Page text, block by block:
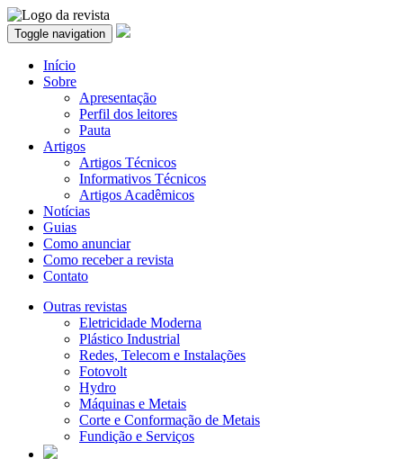
Toggle navigation
Início
Sobre
Apresentação
Perfil dos leitores
Pauta
Artigos
Artigos Técnicos
Informativos Técnicos
Artigos Acadêmicos
Notícias
Guias
Como anunciar
Como receber a revista
Contato
Outras revistas
Eletricidade Moderna
Plástico Industrial
Redes, Telecom e Instalações
Fotovolt
Hydro
Máquinas e Metais
Corte e Conformação de Metais
Fundição e Serviços